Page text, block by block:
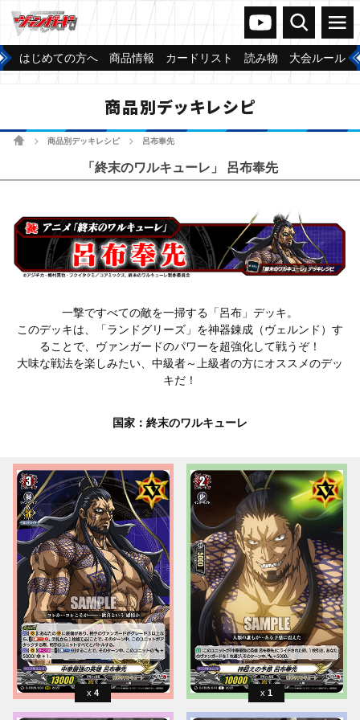
ヴァンガードch
検索 メニュー
はじめての方へ 商品情報 カードリスト 読み物 大会ルール
商品別デッキレシピ
ホーム商品別デッキレシピ 呂布奉先
「終末のワルキューレ」 呂布奉先
一撃ですべての敵を一掃する「呂布」デッキ。
このデッキは、「ランドグリーズ」を神器錬成（ヴェルンド）す
ることで、ヴァンガードのパワーを超強化して戦うぞ！
大味な戦法を楽しみたい、中級者～上級者の方にオススメのデッ
キだ！
国家：終末のワルキューレ
4 1